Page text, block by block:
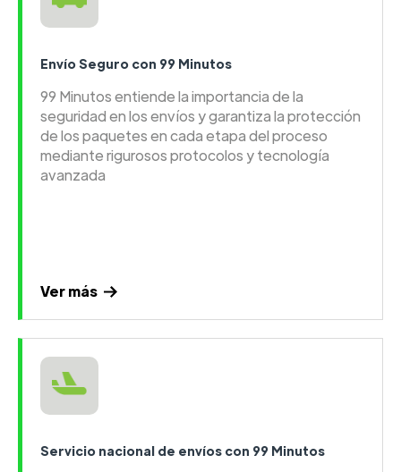
Envío Seguro con 99 Minutos
99 Minutos entiende la importancia de la
seguridad en los envíos y garantiza la protección
de los paquetes en cada etapa del proceso
mediante rigurosos protocolos y tecnología
avanzada
Ver más
Servicio nacional de envíos con 99 Minutos